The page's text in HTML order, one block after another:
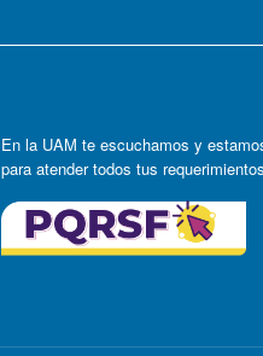
En la UAM te escuchamos y
para atender todos tus